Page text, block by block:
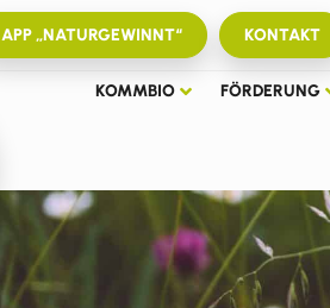
APP „NATURGEWINNT“ KONTAKT
KOMMBIO FÖRDERUNG